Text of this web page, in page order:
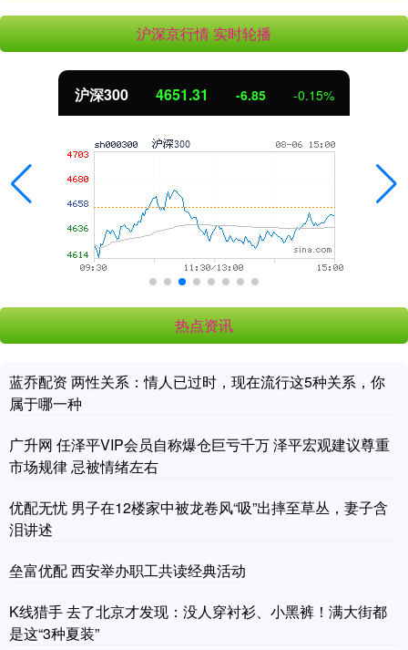
沪深京行情 实时轮播
沪深300 4651.31 -6.85 -0.15%
热点资讯
蓝乔配资 两性关系：情人已过时，现在流行这5种关系，你
属于哪一种
广升网 任泽平VIP会员自称爆仓巨亏千万 泽平宏观建议尊重
市场规律 忌被情绪左右
优配无忧 男子在12楼家中被龙卷风“吸”出摔至草丛，妻子含
泪讲述
垒富优配 西安举办职工共读经典活动
K线猎手 去了北京才发现：没人穿衬衫、小黑裤！满大街都
是这“3种夏装”